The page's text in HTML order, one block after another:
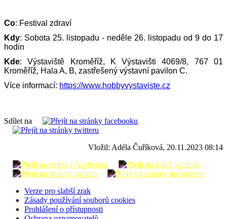
Co: Festival zdraví
Kdy: Sobota 25. listopadu - neděle 26. listopadu od 9 do 17
hodin
Kde: Výstaviště Kroměříž, K Výstavišti 4069/8, 767 01
Kroměříž, Hala A, B, zastřešený výstavní pavilon C.
Více informací: https://www.hobbyvystaviste.cz
Sdílet na
Vložil: Adéla Čuříková, 20.11.2023 08:14
Verze pro slabší zrak
Zásady používání souborů cookies
Prohlášení o přístupnosti